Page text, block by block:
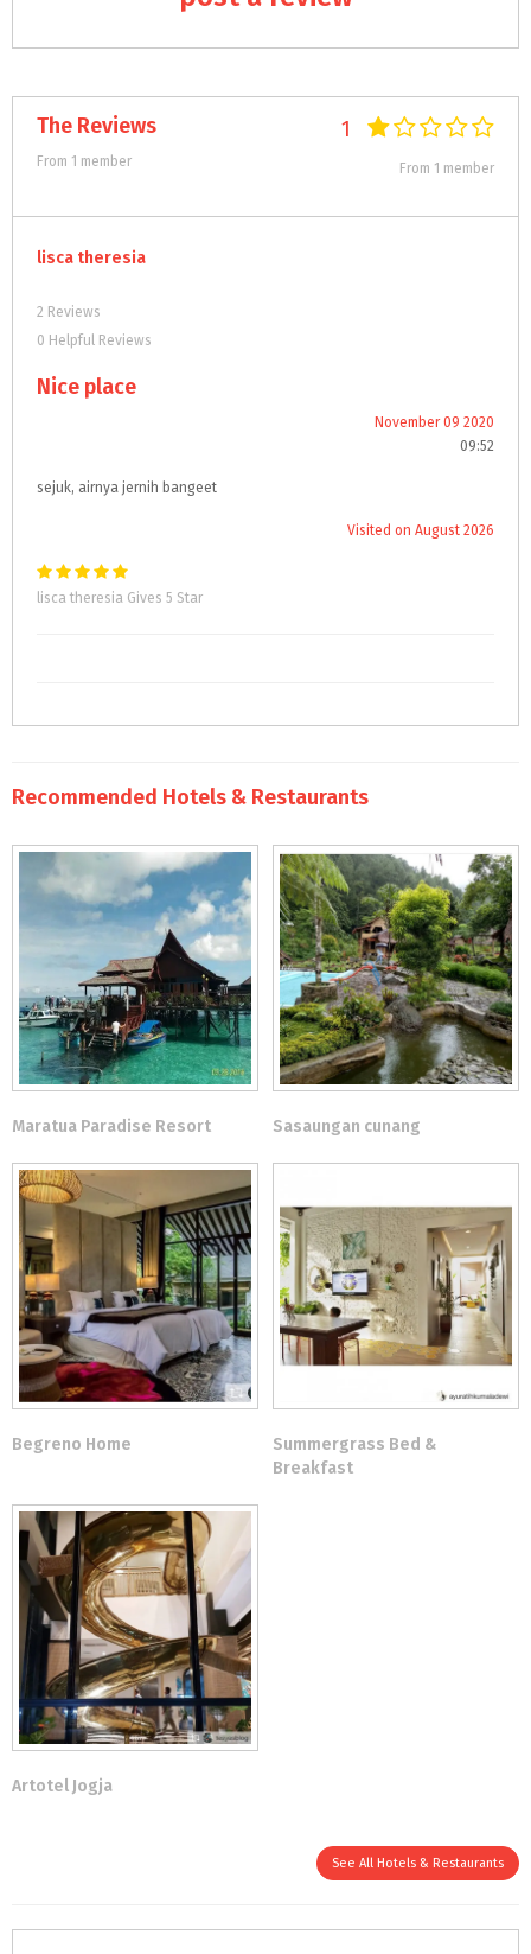
The Reviews
From 1 member
1
From 1 member
lisca theresia
2 Reviews
0 Helpful Reviews
Nice place
November 09 2020
09:52
sejuk, airnya jernih bangeet
Visited on August 2026
lisca theresia Gives 5 Star
Recommended Hotels & Restaurants
Maratua Paradise Resort Sasaungan cunang
Begreno Home
Summergrass Bed &
Breakfast
Artotel Jogja
See All Hotels & Restaurants